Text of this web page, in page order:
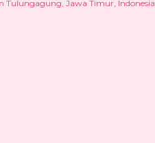
Tulungagung, Jawa Timur, Indonesia